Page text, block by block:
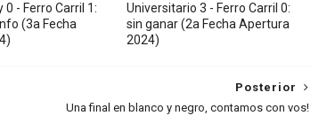
0 - Ferro Carril 1:
(3a Fecha
Universitario 3 - Ferro Carril 0:
sin ganar (2a Fecha Apertura
2024)
Posterior
Una final en blanco y negro, contamos con vos!